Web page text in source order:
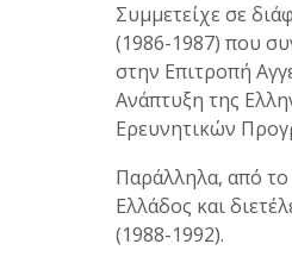
Συμμετείχε σε
(1986-1987) που
στην Επιτροπή
Ανάπτυξη της
Ερευνητικών
Παράλληλα, από
Ελλάδος και
(1988-1992).